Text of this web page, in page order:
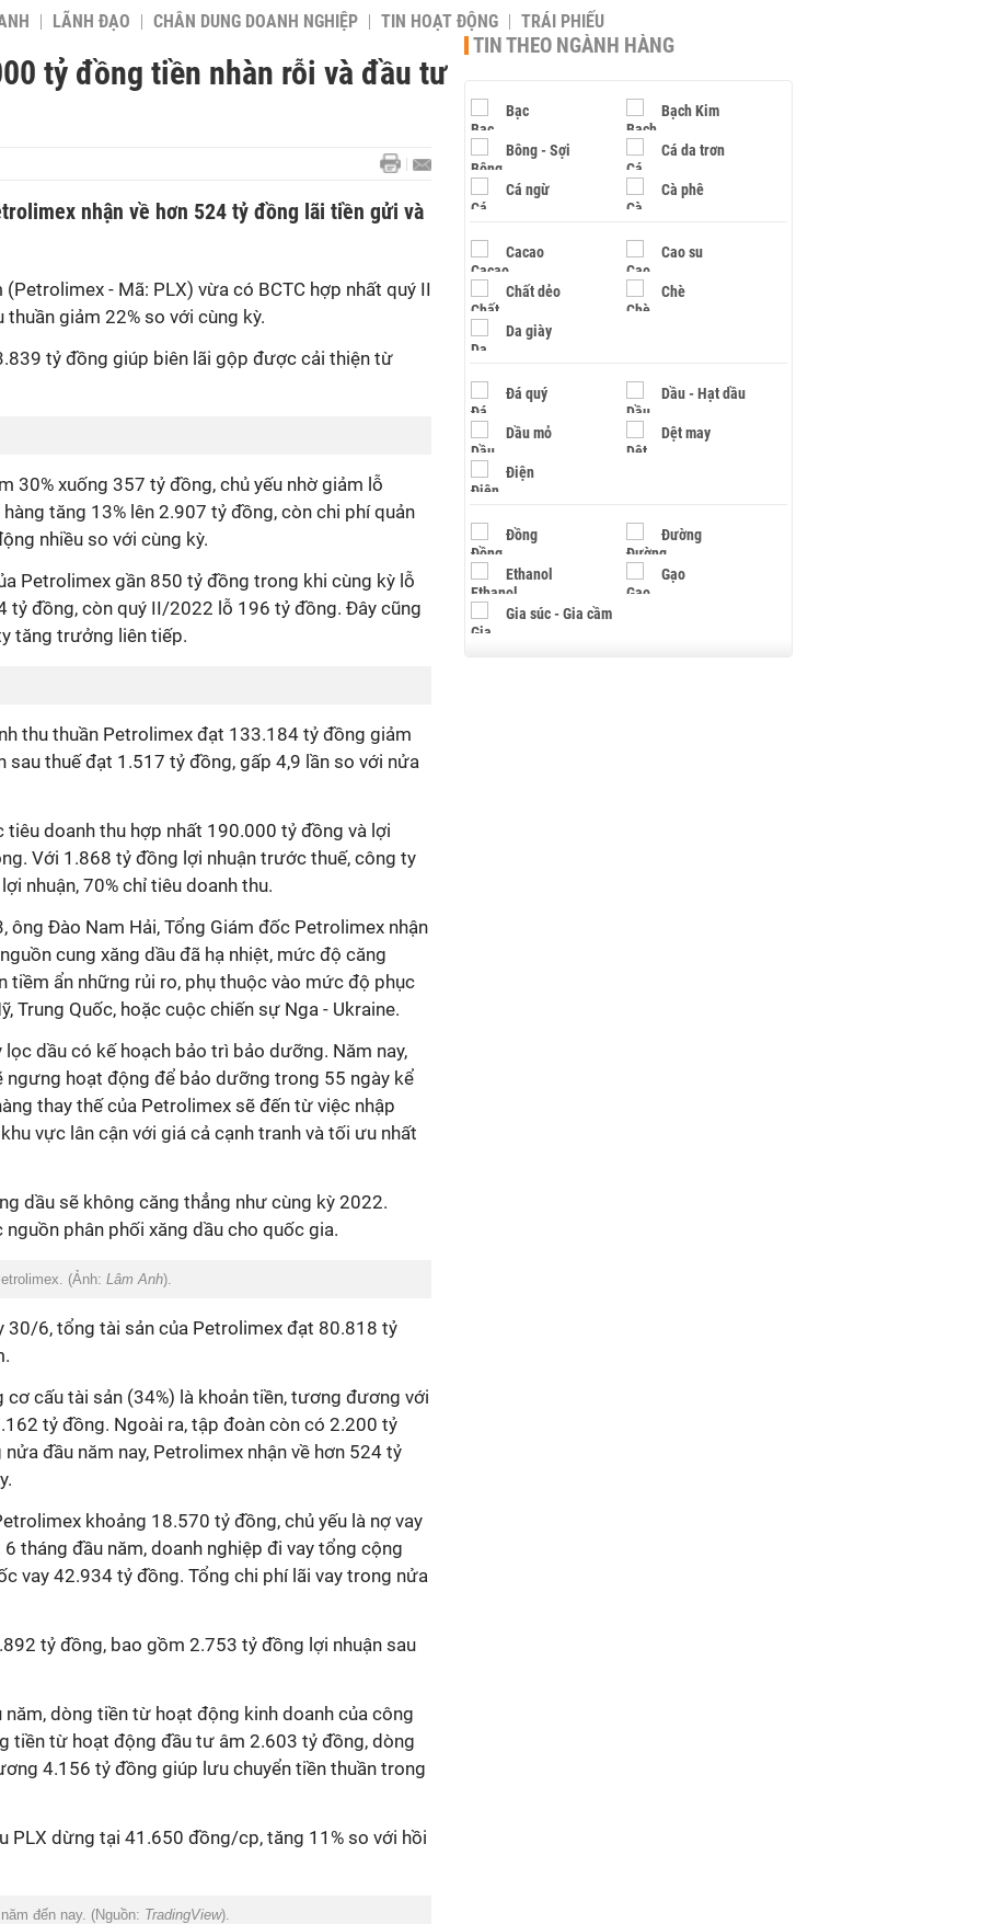
LÃNH ĐẠO CHÂN DUNG DOANH NGHIỆP TIN HOẠT ĐỘNG TRÁI PHIẾU
tỷ đồng tiền nhàn rỗi và đầu tư
nhận về hơn 524 tỷ đồng lãi tiền gửi và
(Petrolimex - Mã: PLX) vừa có BCTC hợp nhất quý II
giảm 22% so với cùng kỳ.
tỷ đồng giúp biên lãi gộp được cải thiện từ
30% xuống 357 tỷ đồng, chủ yếu nhờ giảm lỗ
tăng 13% lên 2.907 tỷ đồng, còn chi phí quản
nhiều so với cùng kỳ.
Petrolimexgần 850 tỷ đồng trong khi cùng kỳ lỗ
tỷ đồng, còn quý II/2022 lỗ 196 tỷ đồng. Đây cũng
tăng trưởng liên tiếp.
thu thuần Petrolimex đạt 133.184 tỷ đồng giảm
sau thuế đạt 1.517 tỷ đồng, gấp 4,9 lần so với nửa
tiêudoanh thu hợp nhất 190.000 tỷ đồng và l ợi
Với 1.868 tỷ đồng lợi nhuận trước thuế, công ty
nhuận, 70% chỉ tiêu doanh thu.
ông Đào Nam Hải, Tổng Giám đốc Petrolimex nhận
cung xăng dầu đã hạ nhiệt, mức độ căng
tiềm ẩn những rủi ro, phụ thuộc vào mức độ phục
Trung Quốc, hoặc cuộc chiến sự Nga - Ukraine.
lọc dầu có kế hoạch bảo trì bảo dưỡng. Năm nay,
ngưng hoạt động để bảo dưỡng trong 55 ngày kể
thay thế của Petrolimex sẽ đến từ việc nhập
vực lân cận với giá cả cạnh tranh và tối ưu nhất
dầu sẽ không căng thẳng như cùng kỳ 2022.
phân phối xăng dầu cho quốc gia.
(Ảnh: Lâm Anh).
30/6, tổng tài sản của Petrolimex đạt 80.818 tỷ
cơ cấu tài sản (34%) là khoản tiền, tương đương với
tỷ đồng. Ngoài ra, tập đoàn còn có 2.200 tỷ
nửa đầu năm nay, Petrolimex nhận về hơn 524 tỷ
khoảng 18.570 tỷ đồng, chủ yếu là nợ vay
tháng đầu năm,doanh nghiệp đi vay tổng cộng
vay 42.934 tỷ đồng. Tổng chi phí lãi vay trong nửa
tỷ đồng, bao gồm 2.753 tỷ đồng lợi nhuận sau
dòng tiền từ hoạt động kinh doanh của công
tiền từ hoạt động đầu tư âm 2.603 tỷ đồng, dòng
4.156 tỷ đồng giúp lưu chuyển tiền thuần trong
PLX dừng tại 41.650 đồng/cp, tăng 11% so với hồi
đến nay. (Nguồn: TradingView).
TIN THEO NGÀNH HÀNG
Bạc Bạch Kim
Bông - Sợi Cá da trơn
Cá ngừ Cà phê
Cacao Cao su
Chất dẻo Chè
Da giày
Đá quý Dầu - Hạt dầu
Dầu mỏ Dệt may
Điện
Đồng Đường
Ethanol Gạo
Gia súc - Gia cầm